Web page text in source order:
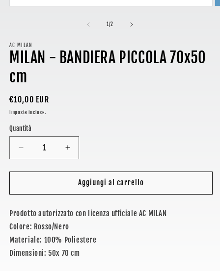
finestra
modale
1 /su
2
AC MILAN
MILAN - BANDIERA PICCOLA 70x50
cm
Prezzo
di
listino
€10,00 EUR
Imposte incluse.
Quantità
Diminuisci
quantità
per
-
PICCOLA
70x50
cm
Aumenta
quantità
per
MILAN
-
PICCOLA
70x50
cm
Aggiungi al carrello
Prodotto autorizzato con licenza ufficiale AC MILAN
Colore: Rosso/Nero
Materiale: 100% Poliestere
Dimensioni: 50x 70 cm